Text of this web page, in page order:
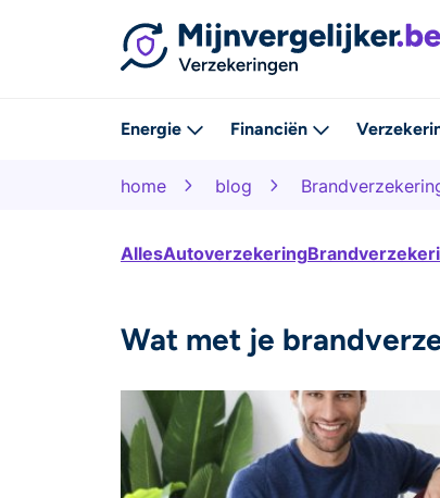
Energie Financiën
home blog
AllesAutoverzekering
Wat met je